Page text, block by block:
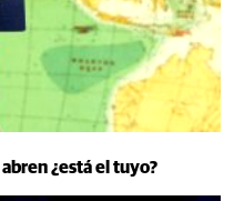
¿está el tuyo?